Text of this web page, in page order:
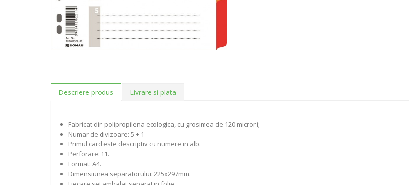
Descriere produs Livrare si plata
Fabricat din polipropilena ecologica, cu grosimea de 120 microni;
Numar de divizoare: 5 + 1
Primul card este descriptiv cu numere in alb.
Perforare: 11.
Format: A4.
Dimensiunea separatorului: 225x297mm.